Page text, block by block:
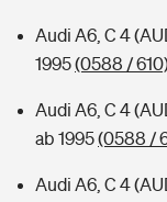
Audi A6, C 4
1995(0588 /
Audi A6, C 4
ab 1995(0588 /
Audi A6, C 4